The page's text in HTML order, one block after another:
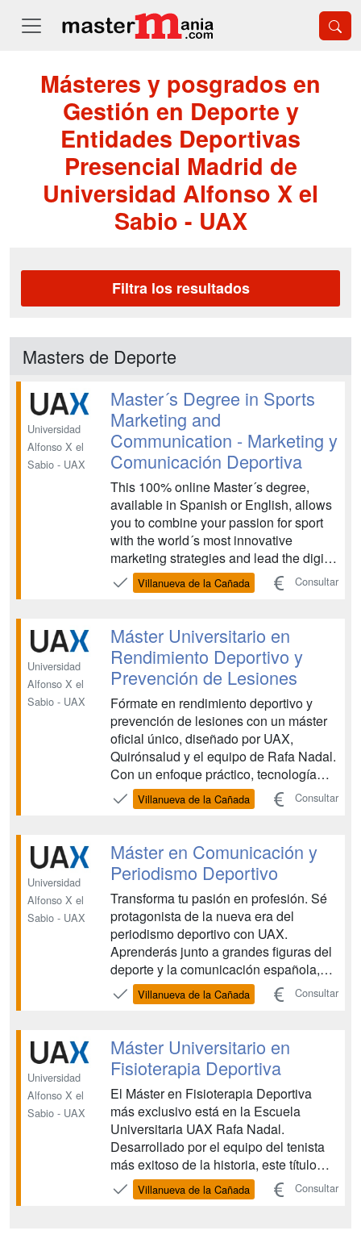
Másteres y posgrados en
Gestión en Deporte y
Entidades Deportivas
Presencial Madrid de
Universidad Alfonso X el
Sabio - UAX
Filtra los resultados
Masters de Deporte
Universidad
Alfonso X el
Sabio - UAX
Master´s Degree in Sports
Marketing and
Communication - Marketing y
Comunicación Deportiva
This 100% online Master´s degree,
available in Spanish or English, allows
you to combine your passion for sport
with the world´s most innovative
marketing strategies and lead the digital
transformation in the sports industry.
You´ll gain a 360º understanding of the
unique experiences and training in a
range of area...
Villanueva de la Cañada Consultar
Universidad
Alfonso X el
Sabio - UAX
Máster Universitario en
Rendimiento Deportivo y
Prevención de Lesiones
Fórmate en rendimiento deportivo y
prevención de lesiones con un máster
oficial único, diseñado por UAX,
Quirónsalud y el equipo de Rafa Nadal.
Con un enfoque práctico, tecnología
aplicada en el aula y asistencia
presencial solo dos veces al mes, esta
deporte, la industria y tu futuro
profesional. El Máster ...
Villanueva de la Cañada Consultar
Universidad
Alfonso X el
Sabio - UAX
Máster en Comunicación y
Periodismo Deportivo
Transforma tu pasión en profesión. Sé
protagonista de la nueva era del
periodismo deportivo con UAX.
Aprenderás junto a grandes figuras del
deporte y la comunicación española,
dominarás medios tradicionales y
plataformas digitales, y vivirás
partidos en directo hasta practicar en la
Rafa Nadal Academy). Convierte t...
Villanueva de la Cañada Consultar
Universidad
Alfonso X el
Sabio - UAX
Máster Universitario en
Fisioterapia Deportiva
El Máster en Fisioterapia Deportiva
más exclusivo está en la Escuela
Universitaria UAX Rafa Nadal.
Desarrollado por el equipo del tenista
más exitoso de la historia, este título
oficial te forma como fisioterapeuta
deportivo de élite en solo dos fines de
Villanueva de la Cañada Consultar